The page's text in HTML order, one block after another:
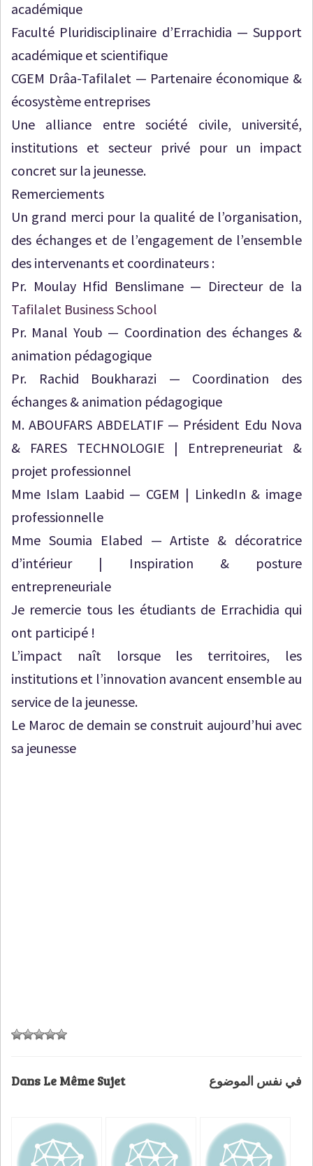
académique
Faculté Pluridisciplinaire d’Errachidia — Support
académique et scientifique
CGEM Drâa-Tafilalet — Partenaire économique &
écosystème entreprises
Une alliance entre société civile, université,
institutions et secteur privé pour un impact
concret sur la jeunesse.
Remerciements
Un grand merci pour la qualité de l’organisation,
des échanges et de l’engagement de l’ensemble
des intervenants et coordinateurs :
Pr. Moulay Hfid Benslimane — Directeur de la
Tafilalet Business School
Pr. Manal Youb — Coordination des échanges &
animation pédagogique
Pr. Rachid Boukharazi — Coordination des
échanges & animation pédagogique
M. ABOUFARS ABDELATIF — Président Edu Nova
& FARES TECHNOLOGIE | Entrepreneuriat &
projet professionnel
Mme Islam Laabid — CGEM | LinkedIn & image
professionnelle
Mme Soumia Elabed — Artiste & décoratrice
d’intérieur | Inspiration & posture
entrepreneuriale
Je remercie tous les étudiants de Errachidia qui
ont participé !
L’impact naît lorsque les territoires, les
institutions et l’innovation avancent ensemble au
service de la jeunesse.
Le Maroc de demain se construit aujourd’hui avec
sa jeunesse
Dans Le Même Sujet في نفس الموضوع